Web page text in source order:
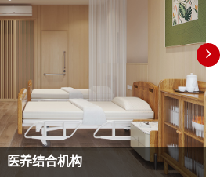
消防改造合规
护理型养老院建设
医养结合机构